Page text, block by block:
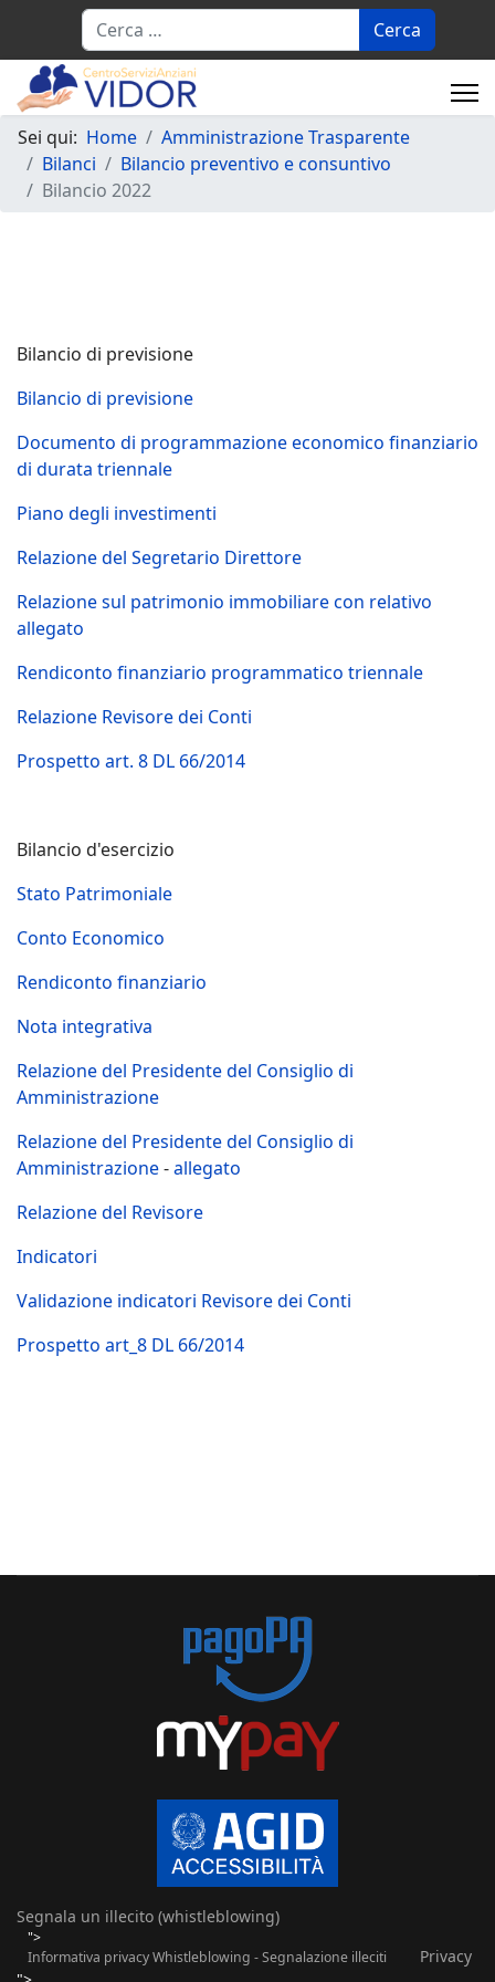
Cerca
Sei qui: Home
Amministrazione Trasparente
Bilanci
Bilancio preventivo e consuntivo
Bilancio 2022
Bilancio di previsione
Bilancio di previsione
Documento di programmazione economico finanziario
di durata triennale
Piano degli investimenti
Relazione del Segretario Direttore
Relazionesul patrimonio immobiliare con relativo
allegato
Rendiconto finanziario programmatico triennale
Relazione Revisore dei Conti
Prospetto art. 8 DL 66/2014
Bilancio d'esercizio
Stato Patrimoniale
Conto Economico
Rendiconto finanziario
Nota integrativa
Relazione del Presidente del Consiglio di
Amministrazione
Relazionedel Presidente del Consiglio di
Amministrazione-allegato
Relazione del Revisore
Indicatori
Validazione indicatori Revisore dei Conti
Prospetto art_8 DL 66/2014
Segnala un illecito (whistleblowing)
">
Informativa privacy Whistleblowing - Segnalazione illeciti
Privacy